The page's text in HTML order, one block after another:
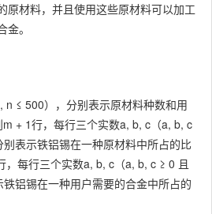
原材料，并且使用这些原材料可以加工
。
n ≤ 500），分别表示原材料种数和用
+ 1行，每行三个实数a, b, c（a, b, c
表示铁铝锡在一种原材料中所占的比
，每行三个实数a, b, c（a, b, c ≥ 0 且
铝锡在一种用户需要的合金中所占的